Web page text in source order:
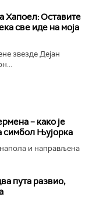
Хапоел: Оставите
све иде на моја
звезде Дејан
– како је
симбол Њујорка
напола и направљена
пута развио,